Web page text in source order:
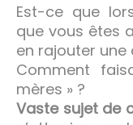
Est-ce que
que vous êtes
en rajouter
Comment
mères » ?
Vaste sujet de